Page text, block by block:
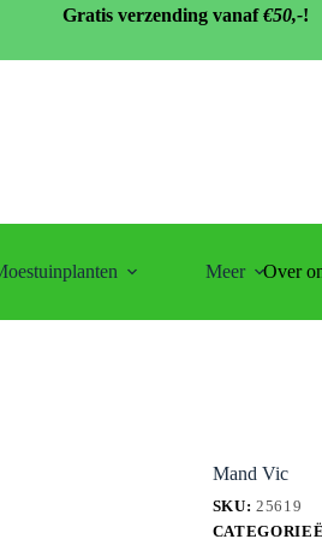
Gratis verzending vanaf€50,-!
Meer Over
Mand Vic
SKU:25619